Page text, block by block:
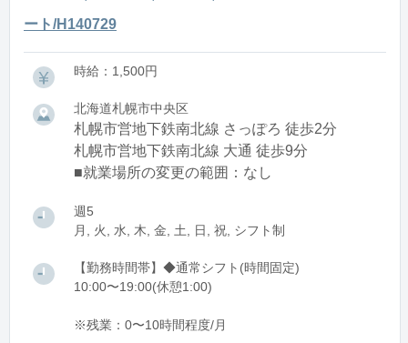
ート/H140729
時給：1,500円
北海道札幌市中央区
札幌市営地下鉄南北線 さっぽろ 徒歩2分
札幌市営地下鉄南北線 大通 徒歩9分
■就業場所の変更の範囲：なし
週5
月, 火, 水, 木, 金, 土, 日, 祝, シフト制
【勤務時間帯】◆通常シフト(時間固定)
10:00〜19:00(休憩1:00)
※残業：0〜10時間程度/月